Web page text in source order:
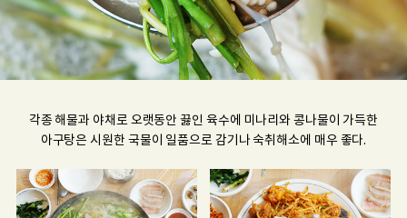
각종 해물과 야채로 오랫동안 끓인 육수에 미나리와 콩나물이 가득한
아구탕은 시원한 국물이 일품으로 감기나 숙취해소에 매우 좋다.